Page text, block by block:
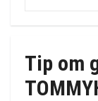
Tip om